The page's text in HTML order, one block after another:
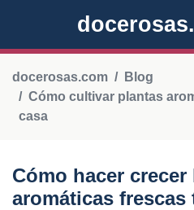
docerosas.com
Blog
Cómo cultivar plantas
casa
Cómo hacer crecer
aromáticas frescas